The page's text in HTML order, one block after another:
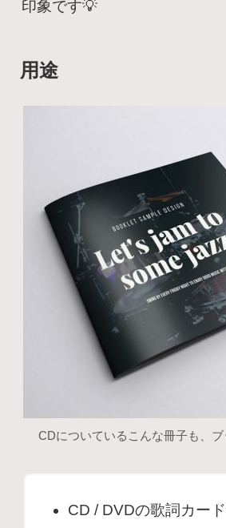
印象です💡
用途
CDについているこんな冊子も、
CD / DVDの歌詞カー